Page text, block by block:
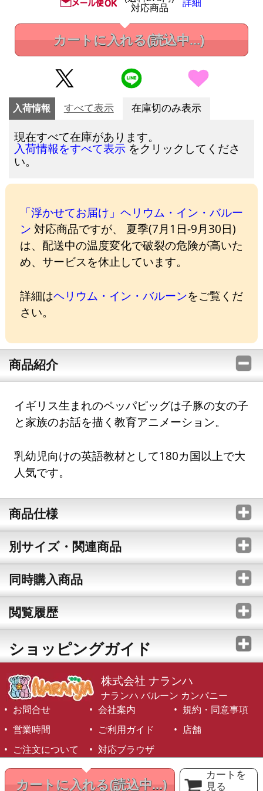
対応商品
カートに入れる(読込中...)
カートに入れる(読込中...)
カートを
見る
入荷情報 すべて表示 在庫切のみ表示
現在すべて在庫があります。
入荷情報をすべて表示 をクリックしてくださ
い。
「浮かせてお届け」ヘリウム・イン・バルー
ン 対応商品ですが、 夏季(7月1日-9月30日)
は、配送中の温度変化で破裂の危険が高いた
め、サービスを休止しています。
詳細はヘリウム・イン・バルーンをご覧くだ
さい。
商品紹介
イギリス生まれのペッパピッグは子豚の女の子
と家族のお話を描く教育アニメーション。
乳幼児向けの英語教材として180カ国以上で大
人気です。
商品仕様
別サイズ・関連商品
同時購入商品
閲覧履歴
ショッピングガイド
株式会社 ナランハ
ナランハ バルーン カンパニー
お問合せ
会社案内
規約・同意事項
営業時間
ご利用ガイド
店舗
ご注文について
対応ブラウザ
©1999-2026 NARANJA Inc. All Rights Reserved.